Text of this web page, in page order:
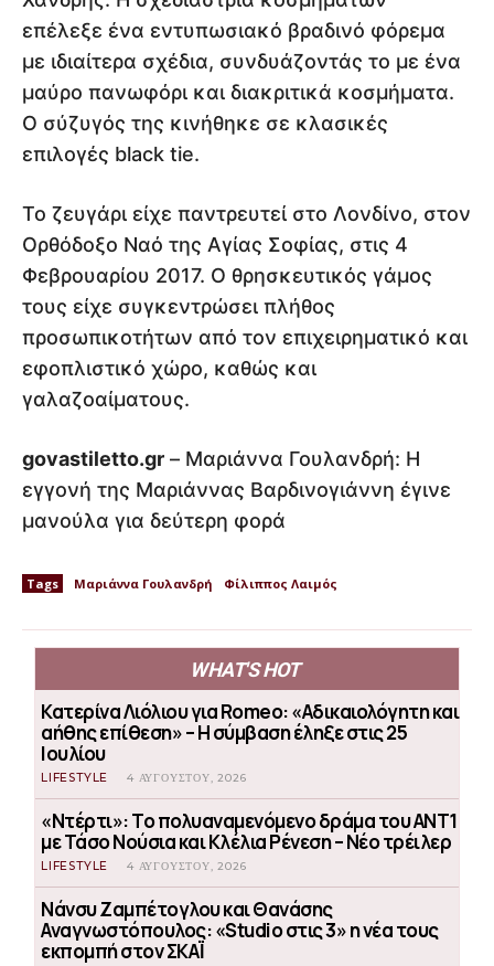
επέλεξε ένα εντυπωσιακό βραδινό φόρεμα
με ιδιαίτερα σχέδια, συνδυάζοντάς το με ένα
μαύρο πανωφόρι και διακριτικά κοσμήματα.
Ο σύζυγός της κινήθηκε σε κλασικές
επιλογές black tie.
Το ζευγάρι είχε παντρευτεί στο Λονδίνο, στον
Ορθόδοξο Ναό της Αγίας Σοφίας, στις 4
Φεβρουαρίου 2017. Ο θρησκευτικός γάμος
τους είχε συγκεντρώσει πλήθος
προσωπικοτήτων από τον επιχειρηματικό και
εφοπλιστικό χώρο, καθώς και
γαλαζοαίματους.
govastiletto.gr – Μαριάννα Γουλανδρή: Η
εγγονή της Μαριάννας Βαρδινογιάννη έγινε
μανούλα για δεύτερη φορά
Tags Μαριάννα Γουλανδρή Φίλιππος Λαιμός
WHAT'S HOT
Κατερίνα Λιόλιου για Romeo: «Αδικαιολόγητη και
αήθης επίθεση» – Η σύμβαση έληξε στις 25
Ιουλίου
LIFESTYLE 4 ΑΥΓΟΎΣΤΟΥ, 2026
«Ντέρτι»: Το πολυαναμενόμενο δράμα του ΑΝΤ1
με Τάσο Νούσια και Κλέλια Ρένεση – Νέο τρέιλερ
LIFESTYLE 4 ΑΥΓΟΎΣΤΟΥ, 2026
Νάνσυ Ζαμπέτογλου και Θανάσης
Αναγνωστόπουλος: «Studio στις 3» η νέα τους
εκπομπή στον ΣΚΑΪ